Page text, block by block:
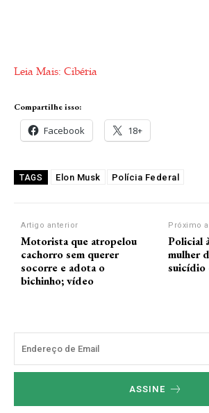
Leia Mais: Cibéria
Compartilhe isso:
Facebook 18+
TAGS Elon Musk Polícia Federal
Artigo anterior
Motorista que atropelou
cachorro sem querer
socorre e adota o
bichinho; vídeo
Próximo
Policial
mulher
suicídio
ASSINE